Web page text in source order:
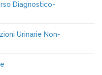
Diagnostico-
Urinarie Non-